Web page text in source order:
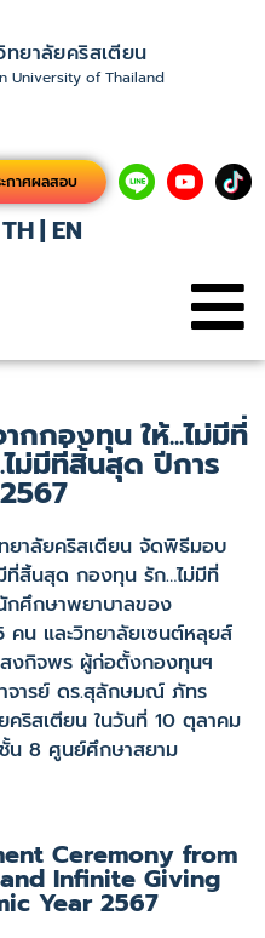
ทยาลัยคริสเตียน
University of Thailand
กาศผลสอบ
TH| EN
กองทุน ให้...ไม่มีที่
ม่มีที่สิ้นสุด ปีการ
าลัยคริสเตียน จัดพิธีมอบ
ที่สิ้นสุด กองทุน รัก…ไม่มีที่
กศึกษาพยาบาลของ
คน และวิทยาลัยเซนต์หลุยส์
งกิจพร ผู้ก่อตั้งกองทุนฯ
าจารย์ ดร.สุลักษมณ์ ภัทร
คริสเตียน ในวันที่ 10 ตุลาคม
น 8 ศูนย์ศึกษาสยาม
Ceremony from
Infinite Giving
Year 2567